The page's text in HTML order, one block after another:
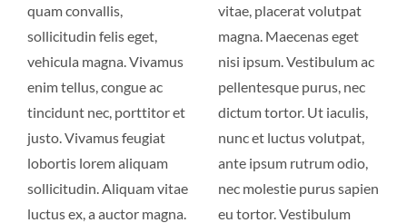
quam convallis,
sollicitudin felis eget,
vehicula magna. Vivamus
enim tellus, congue ac
tincidunt nec, porttitor et
justo. Vivamus feugiat
lobortis lorem aliquam
sollicitudin. Aliquam vitae
luctus ex, a auctor magna.
vitae, placerat volutpat
magna. Maecenas eget
nisi ipsum. Vestibulum ac
pellentesque purus, nec
dictum tortor. Ut iaculis,
nunc et luctus volutpat,
ante ipsum rutrum odio,
nec molestie purus sapien
eu tortor. Vestibulum